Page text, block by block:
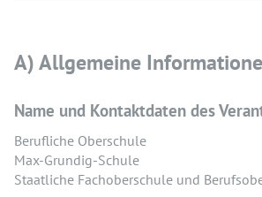
A) Allgemeine
Name und Kontaktdaten des
Berufliche Oberschule
Max-Grundig-Schule
Staatliche Fachoberschule und